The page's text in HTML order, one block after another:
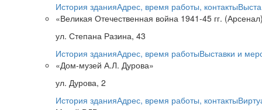
История зданияАдрес, время работы, контакты
«Великая Отечественная война 1941-45 гг.
ул. Степана Разина, 43
История зданияАдрес, время работыВыставки и
«Дом-музей А.Л. Дурова»
ул. Дурова, 2
История зданияАдрес, время работы, контакты